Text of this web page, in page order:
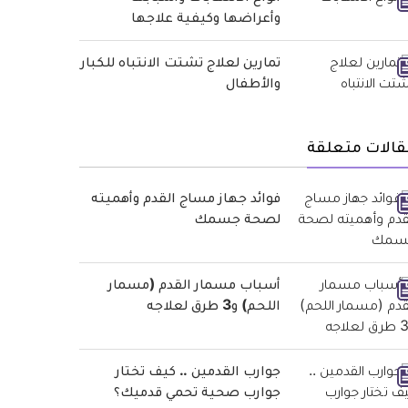
وأعراضها وكيفية علاجها
تمارين لعلاج تشتت الانتباه للكبار
والأطفال
متعلقة
فوائد جهاز مساج القدم وأهميته
لصحة جسمك
أسباب مسمار القدم (مسمار
اللحم) و3 طرق لعلاجه
جوارب القدمين .. كيف تختار
جوارب صحية تحمي قدميك؟